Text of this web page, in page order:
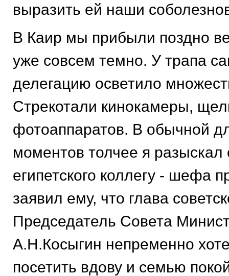
выразить ей наши
В Каир мы прибыли поздно
уже совсем темно. У трапа
делегацию осветило
Стрекотали кинокамеры,
фотоаппаратов. В обычной
моментов толчее я разыскал
египетского коллегу - шефа
заявил ему, что глава
Председатель Совета
А.Н.Косыгин непременно
посетить вдову и семью